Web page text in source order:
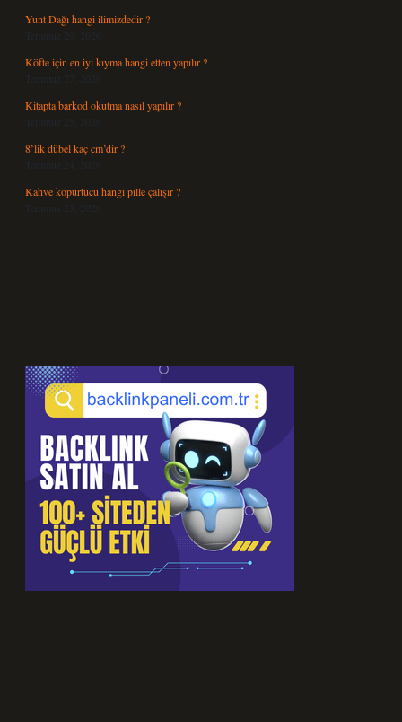
Yunt Dağı hangi ilimizdedir ?
Temmuz 29, 2026
Köfte için en iyi kıyma hangi etten yapılır ?
Temmuz 27, 2026
Kitapta barkod okutma nasıl yapılır ?
Temmuz 25, 2026
8’lik dübel kaç cm’dir ?
Temmuz 24, 2026
Kahve köpürtücü hangi pille çalışır ?
Temmuz 23, 2026